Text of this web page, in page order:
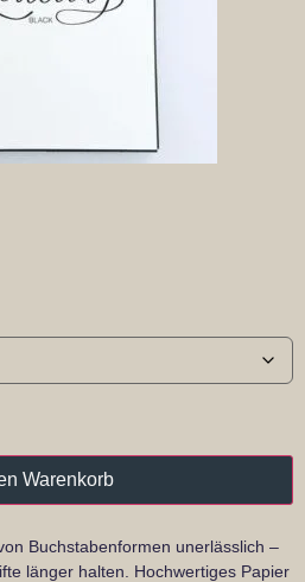
Warenkorb
Buchstabenformen unerlässlich –
länger halten. Hochwertiges Papier